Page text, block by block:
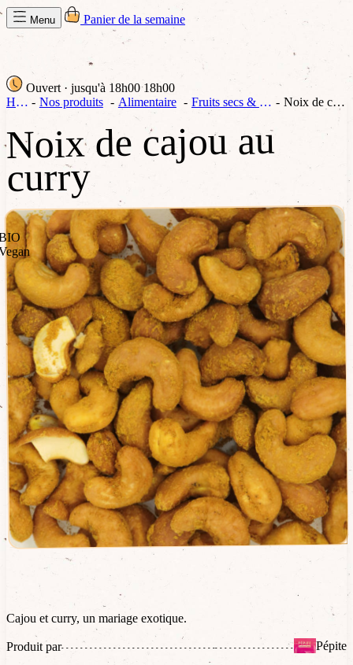
Menu Panier de la semaine
Ouvert · jusqu'à 18h00 18h00
Home Nos produits Alimentaire Fruits secs & apéritifs Noix de cajou au curry
Noix de cajou au
curry
Cajou et curry, un mariage exotique.
Produit par Pépite